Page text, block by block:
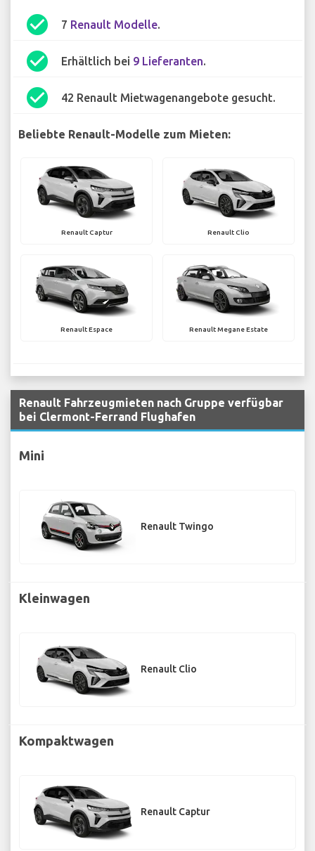
check_circle 7 Renault Modelle.
check_circle Erhältlich bei 9 Lieferanten.
check_circle 42 Renault Mietwagenangebote gesucht.
Beliebte Renault-Modelle zum Mieten:
Renault Captur Renault Clio
Renault Espace Renault Megane Estate
Renault Fahrzeugmieten nach Gruppe verfügbar
bei Clermont-Ferrand Flughafen
Mini
Renault Twingo
Kleinwagen
Renault Clio
Kompaktwagen
Renault Captur